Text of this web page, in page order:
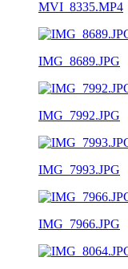
MVI_8335.MP4
IMG_8689.JPG
IMG_7992.JPG
IMG_7993.JPG
IMG_7966.JPG